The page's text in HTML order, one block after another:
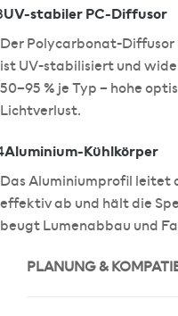
UV-stabiler PC-Diffusor
Der Polycarbonat-Diffusor
ist UV-stabilisiert und
50–95 % je Typ – hohe
Lichtverlust.
Aluminium-Kühlkörper
Das Aluminiumprofil leitet
effektiv ab und hält die
beugt Lumenabbau und
PLANUNG &